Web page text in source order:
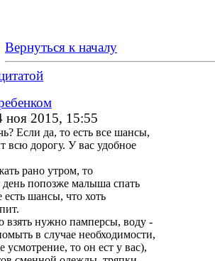
Вернуться к началу
ноя 2015, 15:55
Если да, то есть все шансы,
всю дорогу. У вас удобное
рано утром, то
день попозже малыша спать
есть шансы, что хоть
взять нужно памперсы, воду -
в случае необходимости,
усмотрение, то он ест у вас),